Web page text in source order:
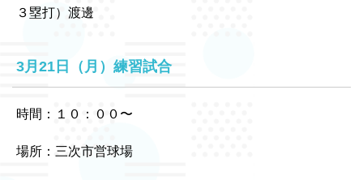
３塁打）渡邊
3月21日（月）練習試合
時間：１０：００〜
場所：三次市営球場